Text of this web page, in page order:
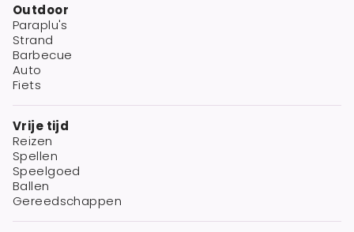
Outdoor
Paraplu's
Strand
Barbecue
Auto
Fiets
Vrije tijd
Reizen
Spellen
Speelgoed
Ballen
Gereedschappen